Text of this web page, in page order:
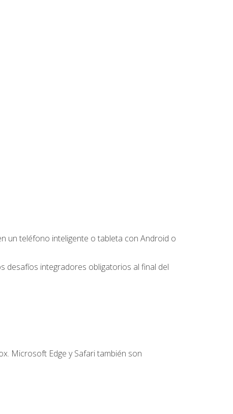
un teléfono inteligente o tableta con Android o
desafíos integradores obligatorios al final del
Microsoft Edge y Safari también son